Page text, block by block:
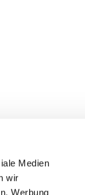
Medien
wir
Werbung